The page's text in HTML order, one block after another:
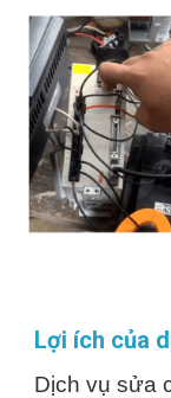
Lợi ích của
Dịch vụ sửa